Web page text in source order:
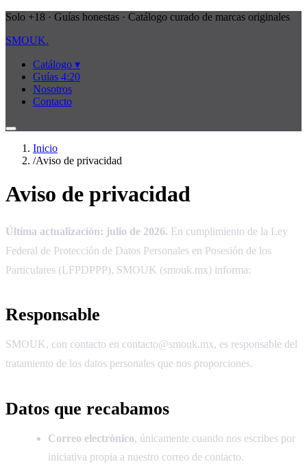
Solo +18 · Guías honestas · Catálogo curado de marcas originales
SMOUK.
Catálogo ▾
Guías 4:20
Nosotros
Contacto
Inicio
/Aviso de privacidad
Aviso de privacidad
Última actualización: julio de 2026. En cumplimiento de la Ley
Federal de Protección de Datos Personales en Posesión de los
Particulares (LFPDPPP), SMOUK (smouk.mx) informa:
Responsable
SMOUK, con contacto en contacto@smouk.mx, es responsable del
tratamiento de los datos personales que nos proporciones.
Datos que recabamos
Correo electrónico, únicamente cuando nos escribes por
iniciativa propia a nuestro correo de contacto.